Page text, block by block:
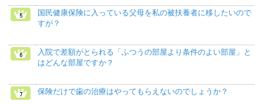
国民健康保険に入っている父母を私の被扶養者に移したいので
すが？
入院で差額がとられる「ふつうの部屋より条件のよい部屋」と
はどんな部屋ですか？
保険だけで歯の治療はやってもらえないのでしょうか？